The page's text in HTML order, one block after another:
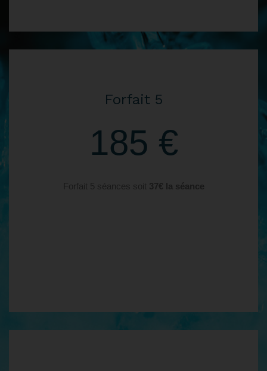
Forfait 5
185 €
Forfait 5 séances soit 37€ la séance